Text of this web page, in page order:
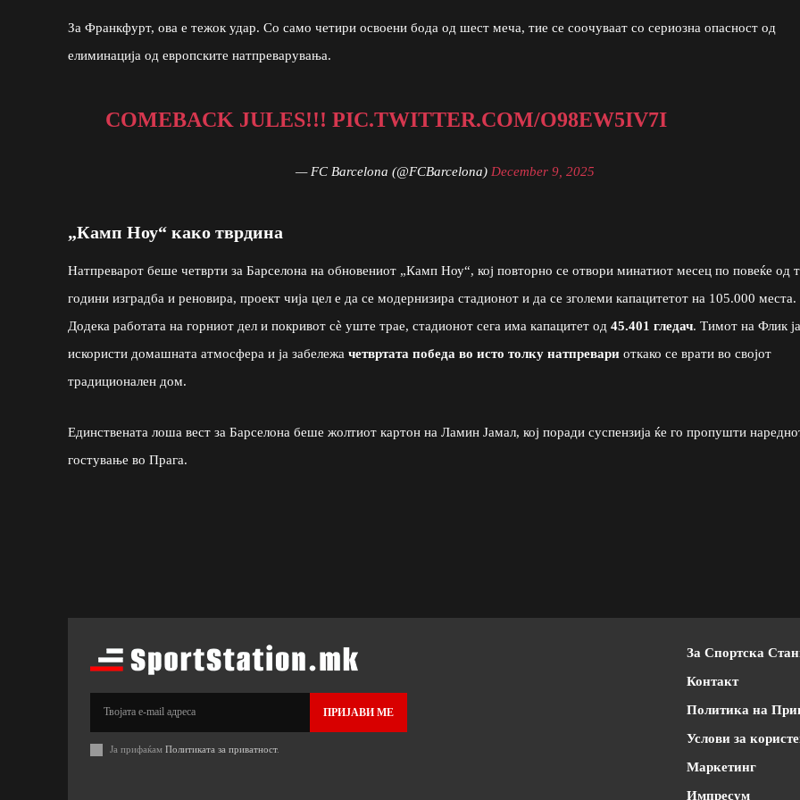
За Франкфурт, ова е тежок удар. Со само четири освоени бода од шест меча, тие се соочуваат со сериозна опасност од
елиминација од европските натпреварувања.
COMEBACK JULES!!!PIC.TWITTER.COM/O98EW5IV7I
— FC Barcelona (@FCBarcelona) December 9, 2025
„Камп Ноу“ како тврдина
Натпреварот беше четврти за Барселона на обновениот „Камп Ноу“, кој повторно се отвори минатиот месец по повеќе од
години изградба и реновира, проект чија цел е да се модернизира стадионот и да се зголеми капацитетот на 105.000 места.
Додека работата на горниот дел и покривот сè уште трае, стадионот сега има капацитет од 45.401 гледач. Тимот на Флик ја
искористи домашната атмосфера и ја забележа четвртата победа во исто толку натпревари откако се врати во својот
традиционален дом.
Единствената лоша вест за Барселона беше жолтиот картон на Ламин Јамал, кој поради суспензија ќе го пропушти
гостување во Прага.
ПРИЈАВИ МЕ
Ја прифаќам Политиката за приватност.
За Спортска
Контакт
Политика на
Услови за
Маркетинг
Импресум